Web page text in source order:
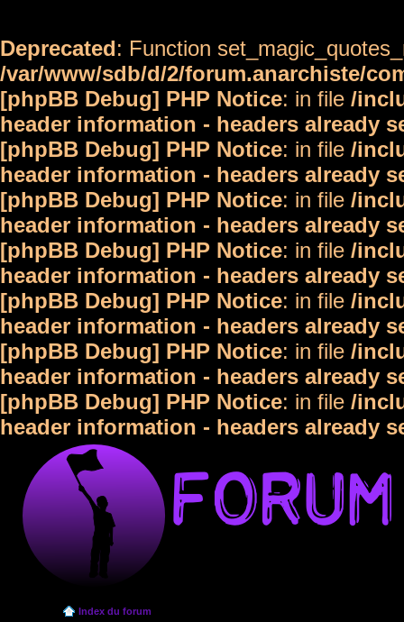
Deprecated: Function
/var/www/sdb/d/2/forum.anarchiste/
[phpBB Debug] PHP Notice: in file /
header information - headers already
[phpBB Debug] PHP Notice: in file /
header information - headers already
[phpBB Debug] PHP Notice: in file /
header information - headers already
[phpBB Debug] PHP Notice: in file /
header information - headers already
[phpBB Debug] PHP Notice: in file /
header information - headers already
[phpBB Debug] PHP Notice: in file /
header information - headers already
[phpBB Debug] PHP Notice: in file /
header information - headers already
Index du forum